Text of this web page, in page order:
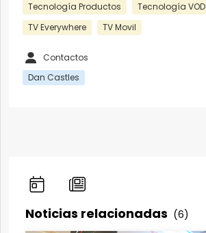
Tecnología Productos
Tecnología VOD
TV Everywhere
TV Movil
Contactos
Dan Castles
Noticias relacionadas (6)